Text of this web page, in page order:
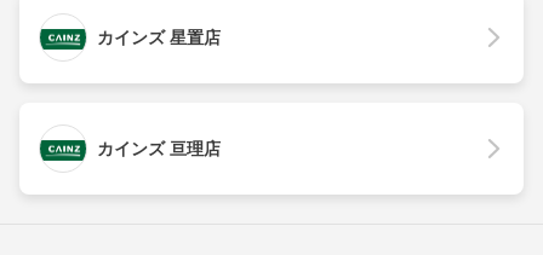
カインズ 星置店
カインズ 亘理店